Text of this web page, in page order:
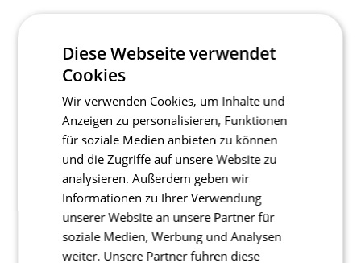
Diese Webseite verwendet
Cookies
Wir verwenden Cookies, um Inhalte und
Anzeigen zu personalisieren, Funktionen
für soziale Medien anbieten zu können
und die Zugriffe auf unsere Website zu
analysieren. Außerdem geben wir
Informationen zu Ihrer Verwendung
unserer Website an unsere Partner für
soziale Medien, Werbung und Analysen
weiter. Unsere Partner führen diese